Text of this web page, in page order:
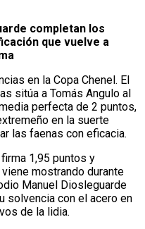
completan los
que vuelve a
en la Copa Chenel. El
sitúa a Tomás Angulo al
perfecta de 2 puntos,
en la suerte
las faenas con eficacia.
1,95 puntos y
mostrando durante
Manuel Diosleguarde
solvencia con el acero en
de la lidia.